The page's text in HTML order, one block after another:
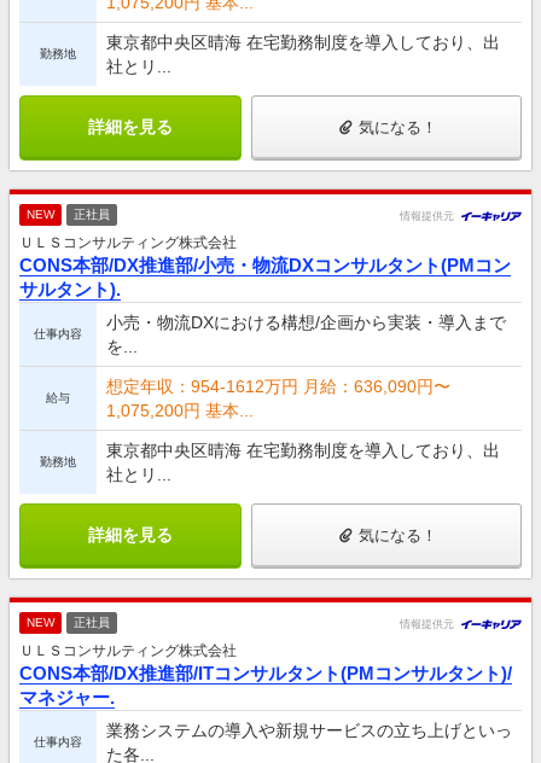
勤務地
東京都中央区晴海 在宅勤務制度を導入しており、出
社とリ...
詳細を見る 気になる！
NEW 正社員 情報提供元
ＵＬＳコンサルティング株式会社
CONS本部/DX推進部/小売・物流DXコンサルタント(PMコン
サルタント).
仕事内容
小売・物流DXにおける構想/企画から実装・導入まで
を...
給与
想定年収：954-1612万円 月給：636,090円〜
1,075,200円 基本...
勤務地
東京都中央区晴海 在宅勤務制度を導入しており、出
社とリ...
詳細を見る 気になる！
NEW 正社員 情報提供元
ＵＬＳコンサルティング株式会社
CONS本部/DX推進部/ITコンサルタント(PMコンサルタント)/
マネジャー.
仕事内容
業務システムの導入や新規サービスの立ち上げといっ
た各...